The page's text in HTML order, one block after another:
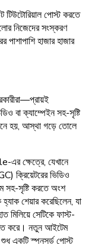
টিউটোরিয়াল পোস্ট করতে
নিজেদের সংস্করণ
পাশাপাশি হাজার হাজার
বা ক্যাম্পেইন সহ-সৃষ্টি
হয়, আস্থা গড়ে তোলে
এর ক্ষেত্রে, যেখানে
ক্রিয়েটরের ভিডিও
সহ-সৃষ্টি করতে অংশ
শেয়ার করেছিলেন, যা
মিলিয়ে সেটিকে ফাস্ট-
করে। নতুন আইটেম
একটি স্পনসর্ড পোস্ট